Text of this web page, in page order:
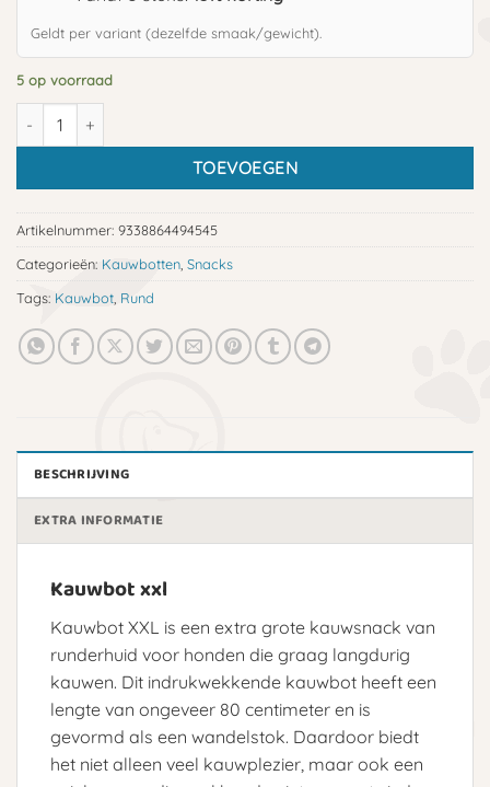
Geldt per variant (dezelfde smaak/gewicht).
5 op voorraad
Kauwbot XXL aantal
TOEVOEGEN
Artikelnummer: 9338864494545
Categorieën: Kauwbotten Snacks
Tags: Kauwbot Rund
BESCHRIJVING
EXTRA INFORMATIE
Kauwbot xxl
Kauwbot XXL is een extra grote kauwsnack van
runderhuid voor honden die graag langdurig
kauwen. Dit indrukwekkende kauwbot heeft een
lengte van ongeveer 80 centimeter en is
gevormd als een wandelstok. Daardoor biedt
het niet alleen veel kauwplezier, maar ook een